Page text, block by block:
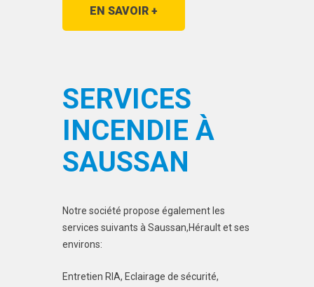
EN SAVOIR +
SERVICES
INCENDIE À
SAUSSAN
Notre société propose également les
services suivants à Saussan,Hérault et ses
environs:
Entretien RIA, Eclairage de sécurité,